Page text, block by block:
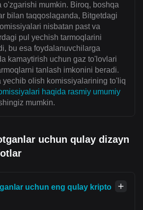
o'zgarishi mumkin. Biroq, boshqa
bilan taqqoslaganda, Bitgetdagi
nisbatan past va
pul yechish tarmoqlarini
bu esa foydalanuvchilarga
kamaytirish uchun gaz to'lovlari
tanlash imkonini beradi.
yechib olish komissiyalarining to'liq
haqida rasmiy umumiy
mumkin.
uchun qulay dizayn
uchun eng qulay kripto